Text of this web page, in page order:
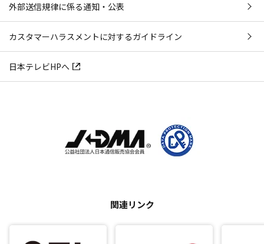
外部送信規律に係る通知・公表
カスタマーハラスメントに対するガイドライン
日本テレビHPへ
関連リンク